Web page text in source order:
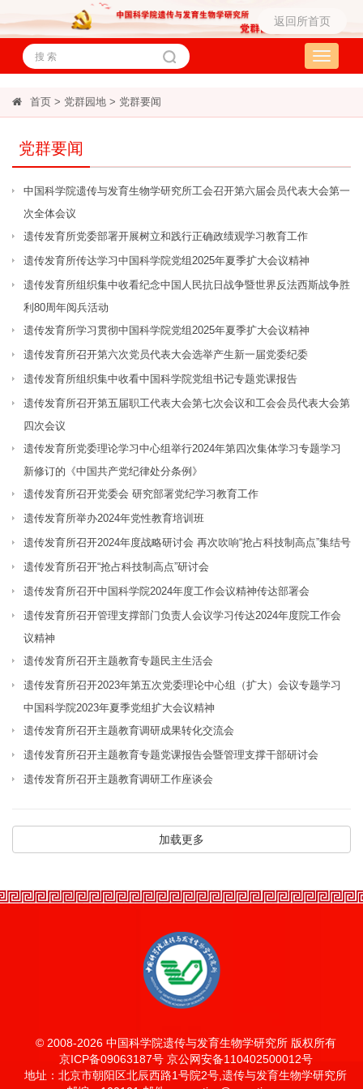
返回所首页
Toggle
首页 > 党群园地 > 党群要闻
党群要闻
中国科学院遗传与发育生物学研究所工会召开第六届会员代表大会第一
次全体会议
遗传发育所党委部署开展树立和践行正确政绩观学习教育工作
遗传发育所传达学习中国科学院党组2025年夏季扩大会议精神
遗传发育所组织集中收看纪念中国人民抗日战争暨世界反法西斯战争胜
利80周年阅兵活动
遗传发育所学习贯彻中国科学院党组2025年夏季扩大会议精神
遗传发育所召开第六次党员代表大会选举产生新一届党委纪委
遗传发育所组织集中收看中国科学院党组书记专题党课报告
遗传发育所召开第五届职工代表大会第七次会议和工会会员代表大会第
四次会议
遗传发育所党委理论学习中心组举行2024年第四次集体学习专题学习
新修订的《中国共产党纪律处分条例》
遗传发育所召开党委会 研究部署党纪学习教育工作
遗传发育所举办2024年党性教育培训班
遗传发育所召开2024年度战略研讨会 再次吹响“抢占科技制高点”集结号
遗传发育所召开“抢占科技制高点”研讨会
遗传发育所召开中国科学院2024年度工作会议精神传达部署会
遗传发育所召开管理支撑部门负责人会议学习传达2024年度院工作会
议精神
遗传发育所召开主题教育专题民主生活会
遗传发育所召开2023年第五次党委理论中心组（扩大）会议专题学习
中国科学院2023年夏季党组扩大会议精神
遗传发育所召开主题教育调研成果转化交流会
遗传发育所召开主题教育专题党课报告会暨管理支撑干部研讨会
遗传发育所召开主题教育调研工作座谈会
加载更多
© 2008-2026 中国科学院遗传与发育生物学研究所 版权所有
京ICP备09063187号 京公网安备110402500012号
地址：北京市朝阳区北辰西路1号院2号,遗传与发育生物学研究所